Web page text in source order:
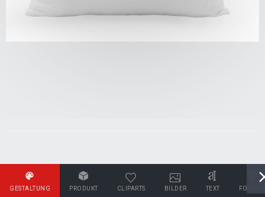
GESTALTUNG PRODUKT CLIPARTS BILDER TEXT